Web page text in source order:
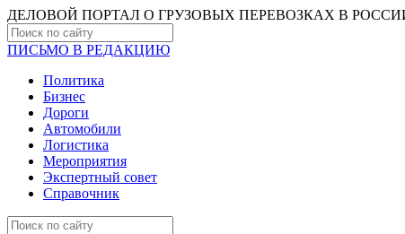
ДЕЛОВОЙ ПОРТАЛ О ГРУЗОВЫХ ПЕРЕВОЗКАХ В
ПИСЬМО В РЕДАКЦИЮ
Политика
Бизнес
Дороги
Автомобили
Логистика
Мероприятия
Экспертный совет
Справочник